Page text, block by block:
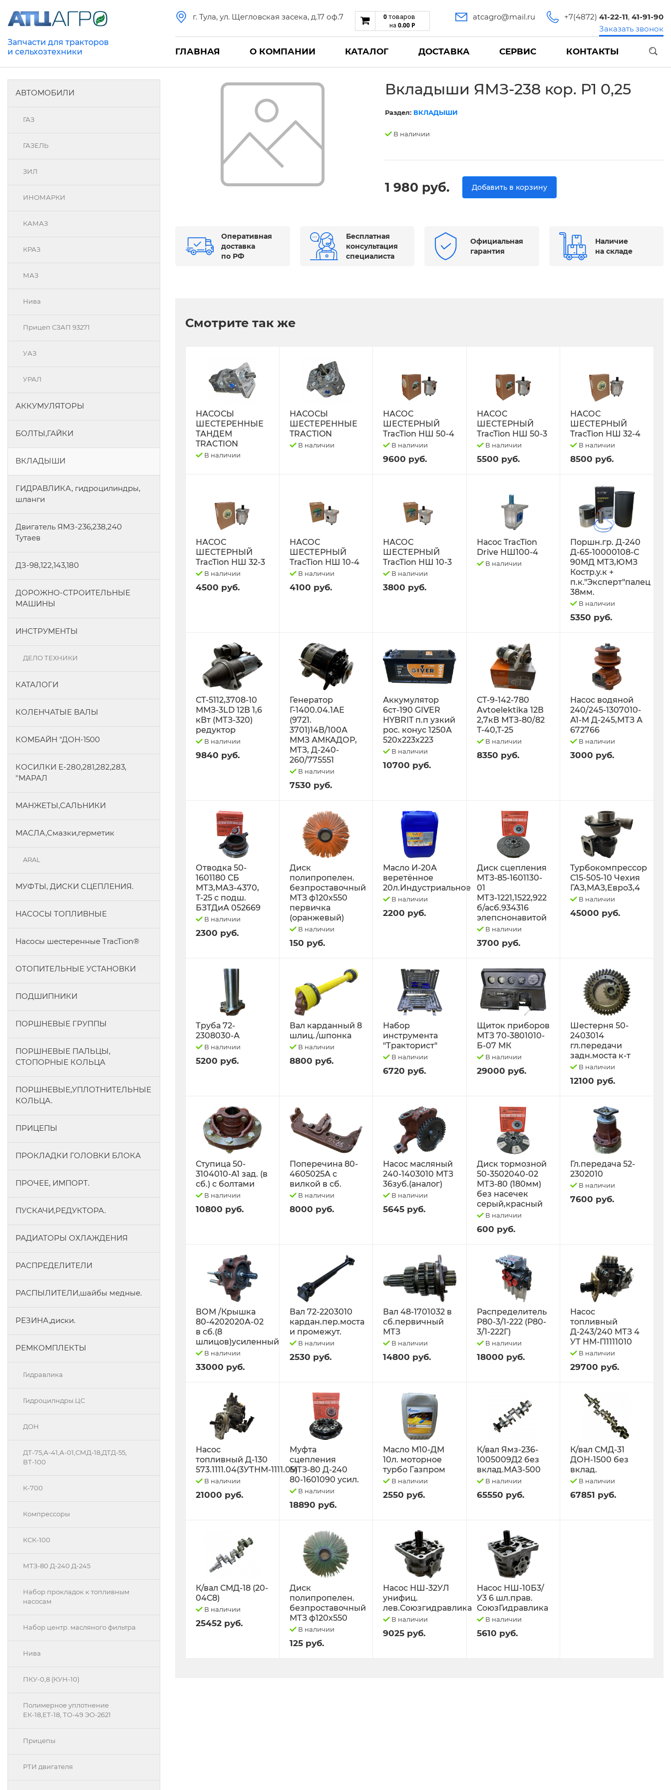
Запчасти для тракторов
и сельхозтехники
г. Тула, ул. Щегловская засека, д.17 оф.7 0 товаров
на 0.00 Р
atcagro@mail.ru +7(4872) 41-22-11, 41-91-90
Заказать звонок
ГЛАВНАЯ О КОМПАНИИ КАТАЛОГ ДОСТАВКА СЕРВИС КОНТАКТЫ
АВТОМОБИЛИ
ГАЗ
ГАЗЕЛЬ
ЗИЛ
ИНОМАРКИ
КАМАЗ
КРАЗ
МАЗ
Нива
Прицеп СЗАП 93271
УАЗ
УРАЛ
АККУМУЛЯТОРЫ
БОЛТЫ,ГАЙКИ
ВКЛАДЫШИ
ГИДРАВЛИКА, гидроцилиндры,
шланги
Двигатель ЯМЗ-236,238,240
Тутаев
ДЗ-98,122,143,180
ДОРОЖНО-СТРОИТЕЛЬНЫЕ
МАШИНЫ
ИНСТРУМЕНТЫ
ДЕЛО ТЕХНИКИ
КАТАЛОГИ
КОЛЕНЧАТЫЕ ВАЛЫ
КОМБАЙН "ДОН-1500
КОСИЛКИ Е-280,281,282,283,
"МАРАЛ
МАНЖЕТЫ,САЛЬНИКИ
МАСЛА,Смазки,герметик
ARAL
МУФТЫ, ДИСКИ СЦЕПЛЕНИЯ.
НАСОСЫ ТОПЛИВНЫЕ
Насосы шестеренные TracTion®
ОТОПИТЕЛЬНЫЕ УСТАНОВКИ
ПОДШИПНИКИ
ПОРШНЕВЫЕ ГРУППЫ
ПОРШНЕВЫЕ ПАЛЬЦЫ,
СТОПОРНЫЕ КОЛЬЦА
ПОРШНЕВЫЕ,УПЛОТНИТЕЛЬНЫЕ
КОЛЬЦА.
ПРИЦЕПЫ
ПРОКЛАДКИ ГОЛОВКИ БЛОКА
ПРОЧЕЕ, ИМПОРТ.
ПУСКАЧИ,РЕДУКТОРА.
РАДИАТОРЫ ОХЛАЖДЕНИЯ
РАСПРЕДЕЛИТЕЛИ
РАСПЫЛИТЕЛИ,шайбы медные.
РЕЗИНА,диски.
РЕМКОМПЛЕКТЫ
Гидравлика
Гидроцилндры.ЦС
ДОН
ДТ-75,А-41,А-01,СМД-18,ДТД-55,
ВТ-100
К-700
Компрессоры
КСК-100
МТЗ-80 Д-240 Д-245
Набор прокладок к топливным
насосам
Набор центр. масляного фильтра
Нива
ПКУ-0,8 (КУН-10)
Полимерное уплотнение
ЕК-18,ЕТ-18, ТО-49 ЭО-2621
Прицепы
РТИ двигателя
Вкладыши ЯМЗ-238 кор. Р1 0,25
Раздел: ВКЛАДЫШИ
В наличии
1 980 руб. Добавить в корзину
Оперативная
доставка
по РФ
Бесплатная
консультация
специалиста
Официальная
гарантия
Наличие
на складе
Смотрите так же
НАСОСЫ
ШЕСТЕРЕННЫЕ
ТАНДЕМ
TRACTION
В наличии
НАСОСЫ
ШЕСТЕРЕННЫЕ
TRACTION
В наличии
НАСОС
ШЕСТЕРНЫЙ
TracTion НШ 50-4
В наличии
9600 руб.
НАСОС
ШЕСТЕРНЫЙ
TracTion НШ 50-3
В наличии
5500 руб.
НАСОС
ШЕСТЕРНЫЙ
TracTion НШ 32-4
В наличии
8500 руб.
НАСОС
ШЕСТЕРНЫЙ
TracTion НШ 32-3
В наличии
4500 руб.
НАСОС
ШЕСТЕРНЫЙ
TracTion НШ 10-4
В наличии
4100 руб.
НАСОС
ШЕСТЕРНЫЙ
TracTion НШ 10-3
В наличии
3800 руб.
Насос TracTion
Drive НШ100-4
В наличии
Поршн.гр. Д-240
Д-65-10000108-С
90МД МТЗ,ЮМЗ
Костр.у.к +
п.к."Эксперт"палец
38мм.
В наличии
5350 руб.
СТ-5112,3708-10
ММЗ-3LD 12В 1,6
кВт (МТЗ-320)
редуктор
В наличии
9840 руб.
Генератор
Г-1400.04.1АЕ
(9721.
3701)14В/100А
ММЗ АМКАДОР,
МТЗ, Д-240-
260/775551
В наличии
7530 руб.
Аккумулятор
6ст-190 GIVER
HYBRIT п.п узкий
рос. конус 1250А
520х223х223
В наличии
10700 руб.
СТ-9-142-780
Avtoelektika 12В
2,7кВ МТЗ-80/82
Т-40,Т-25
В наличии
8350 руб.
Насос водяной
240/245-1307010-
А1-М Д-245,МТЗ А
672766
В наличии
3000 руб.
Отводка 50-
1601180 СБ
МТЗ,МАЗ-4370,
Т-25 с подш.
БЗТДиА 052669
В наличии
2300 руб.
Диск
полипропелен.
безпроставочный
МТЗ ф120х550
первичка
(оранжевый)
В наличии
150 руб.
Масло И-20А
веретённое
20л.Индустриальное
В наличии
2200 руб.
Диск сцепления
МТЗ-85-1601130-
01
МТЗ-1221,1522,922
б/асб.934316
элепснонавитой
В наличии
3700 руб.
Турбокомпрессор
С15-505-10 Чехия
ГАЗ,МАЗ,Евро3,4
В наличии
45000 руб.
Труба 72-
2308030-А
В наличии
5200 руб.
Вал карданный 8
шлиц./шпонка
В наличии
8800 руб.
Набор
инструмента
"Тракторист"
В наличии
6720 руб.
Щиток приборов
МТЗ 70-3801010-
Б-07 МК
В наличии
29000 руб.
Шестерня 50-
2403014
гл.передачи
задн.моста к-т
В наличии
12100 руб.
Ступица 50-
3104010-А1 зад. (в
сб.) с болтами
В наличии
10800 руб.
Поперечина 80-
4605025А с
вилкой в сб.
В наличии
8000 руб.
Насос масляный
240-1403010 МТЗ
36зуб.(аналог)
В наличии
5645 руб.
Диск тормозной
50-3502040-02
МТЗ-80 (180мм)
без насечек
серый,красный
В наличии
600 руб.
Гл.передача 52-
2302010
В наличии
7600 руб.
ВОМ /Крышка
80-4202020А-02
в сб.(8
шлицов)усиленный
В наличии
33000 руб.
Вал 72-2203010
кардан.пер.моста
и промежут.
В наличии
2530 руб.
Вал 48-1701032 в
сб.первичный
МТЗ
В наличии
14800 руб.
Распределитель
Р80-3/1-222 (Р80-
3/1-222Г)
В наличии
18000 руб.
Насос
топливный
Д-243/240 МТЗ 4
УТ НМ-П1111010
В наличии
29700 руб.
Насос
топливный Д-130
573.1111.04(3УТНМ-1111.05)
В наличии
21000 руб.
Муфта
сцепления
МТЗ-80 Д-240
80-1601090 усил.
В наличии
18890 руб.
Масло М10-ДМ
10л. моторное
турбо Газпром
В наличии
2550 руб.
К/вал Ямз-236-
1005009Д2 без
вклад.МАЗ-500
В наличии
65550 руб.
К/вал СМД-31
ДОН-1500 без
вклад.
В наличии
67851 руб.
К/вал СМД-18 (20-
04С8)
В наличии
25452 руб.
Диск
полипропелен.
безпроставочный
МТЗ ф120х550
В наличии
125 руб.
Насос НШ-32УЛ
унифиц.
лев.Союзгидравлика
В наличии
9025 руб.
Насос НШ-10Б3/
У3 6 шл.прав.
СоюзГидравлика
В наличии
5610 руб.